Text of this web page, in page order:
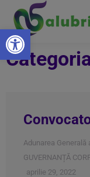
Deschide
Adunarea Generală
GUVERNANȚĂ
aprilie 29, 2022